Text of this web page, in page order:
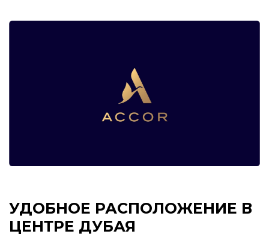
УДОБНОЕ РАСПОЛОЖЕНИЕ В
ЦЕНТРЕ ДУБАЯ